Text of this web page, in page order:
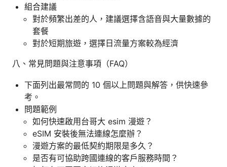
組合建議
對於頻繁出差的人，建議選擇含語音與大量數據的
套餐
對於短期旅遊，選擇日流量方案較為經濟
八、常見問題與注意事項（FAQ）
下面列出最常問的 10 個以上問題與解答，供快速參
考。
問題範例
如何快速啟用台哥大 esim 漫遊？
eSIM 安裝後無法連線怎麼辦？
漫遊方案的最低契約期限是多久？
是否有可協助跨國連線的客戶服務時間？